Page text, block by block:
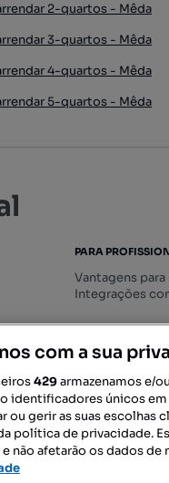
2-quartos - Mêda
3-quartos - Mêda
4-quartos - Mêda
5-quartos - Mêda
online
PARA
Vantagens
Integrações
SIGA-
com a sua
429armazenamos e/
identificadores únicos em
ou gerir as suas escolhas
política de privacidade.
não afetarão os dados de